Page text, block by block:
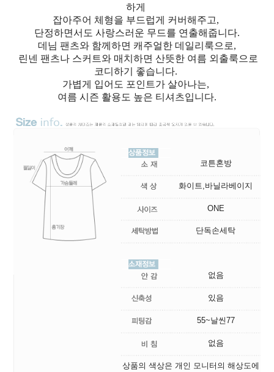
하게
잡아주어 체형을 부드럽게 커버해주고,
단정하면서도 사랑스러운 무드를 연출해줍니다.
데님 팬츠와 함께하면 캐주얼한 데일리룩으로,
린넨 팬츠나 스커트와 매치하면 산뜻한 여름 외출룩으로
코디하기 좋습니다.
가볍게 입어도 포인트가 살아나는,
여름 시즌 활용도 높은 티셔츠입니다.
코튼혼방
화이트,바닐라베이지
ONE
단독손세탁
없음
있음
55~날씬77
없음
상품의 색상은 개인 모니터의 해상도에